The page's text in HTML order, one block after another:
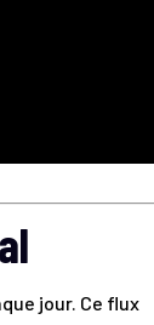
jour. Ce flux